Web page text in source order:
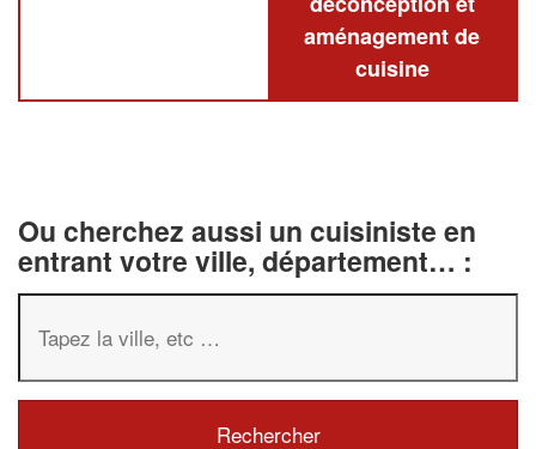
aménagement de
cuisine
Ou cherchez aussi un cuisiniste en
entrant votre ville, département… :